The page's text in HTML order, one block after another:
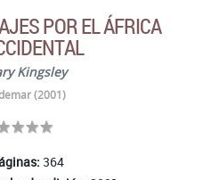
POR EL ÁFRICA
Kingsley
(2001)
364